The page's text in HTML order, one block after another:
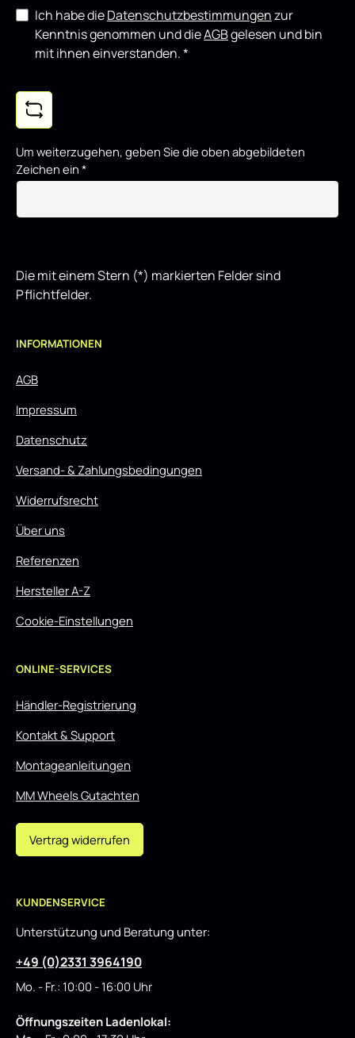
Ich habe dieDatenschutzbestimmungenzur
Kenntnis genommen und dieAGBgelesen und bin
mit ihnen einverstanden.*
Um weiterzugehen, geben Sie die oben abgebildeten
Zeichen ein *
Die mit einem Stern (*) markierten Felder sind
Pflichtfelder.
INFORMATIONEN
AGB
Impressum
Datenschutz
Versand- & Zahlungsbedingungen
Widerrufsrecht
Über uns
Referenzen
Hersteller A-Z
Cookie-Einstellungen
ONLINE-SERVICES
Händler-Registrierung
Kontakt & Support
Montageanleitungen
MM Wheels Gutachten
Vertrag widerrufen
KUNDENSERVICE
Unterstützung und Beratung unter:
+49 (0)2331 3964190
Mo. - Fr.: 10:00 - 16:00 Uhr
Öffnungszeiten Ladenlokal: